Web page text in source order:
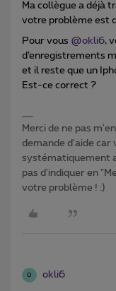
Ma collègue a déjà
votre problème est
Pour vous @okli6,
d’enregistrements
et il reste que un
Est-ce correct ?
Merci de ne pas
demande d'aide car
systématiquement
pas d'indiquer en
votre problème ! :)
O okli6